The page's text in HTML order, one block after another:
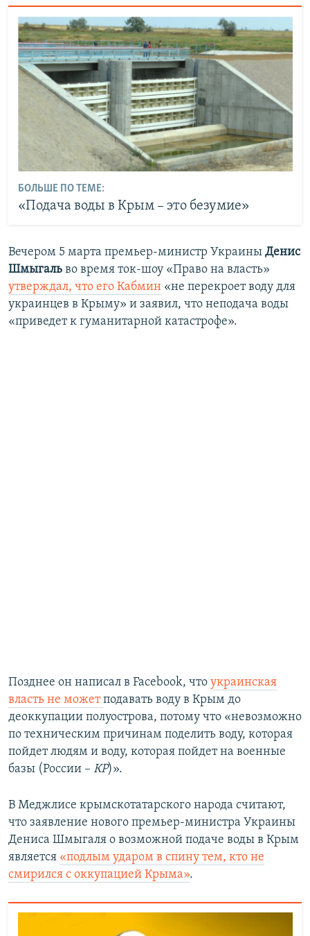
БОЛЬШЕ ПО ТЕМЕ:
«Подача воды в Крым – это безумие»
Вечером 5 марта премьер-министр Украины Денис
Шмыгаль во время ток-шоу «Право на власть»
утверждал, что его Кабмин «не перекроет воду для
украинцев в Крыму» и заявил, что неподача воды
«приведет к гуманитарной катастрофе».
Позднее он написал в Facebook, что украинская
власть не можетподавать воду в Крым до
деоккупации полуострова, потому что «невозможно
по техническим причинам поделить воду, которая
пойдет людям и воду, которая пойдет на военные
базы (России – КР)».
В Меджлисе крымскотатарского народа считают,
что заявление нового премьер-министра Украины
Дениса Шмыгаля о возможной подаче воды в Крым
является «подлым ударом в спину тем, кто не
смирился с оккупацией Крыма».